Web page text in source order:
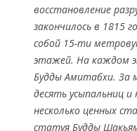
восстановление
закончилось в 1815
собой 15-ти
этажей. На каждом
Будды Амитабхи. За
десять усыпальниц и
несколько ценных
статуя Будды